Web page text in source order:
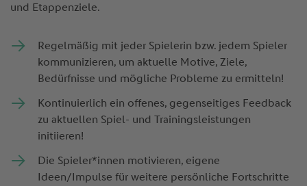
und Etappenziele.
Regelmäßig mit jeder Spielerin bzw. jedem Spieler
kommunizieren, um aktuelle Motive, Ziele,
Bedürfnisse und mögliche Probleme zu ermitteln!
Kontinuierlich ein offenes, gegenseitiges Feedback
zu aktuellen Spiel- und Trainingsleistungen
initiieren!
Die Spieler*innen motivieren, eigene
Ideen/Impulse für weitere persönliche Fortschritte